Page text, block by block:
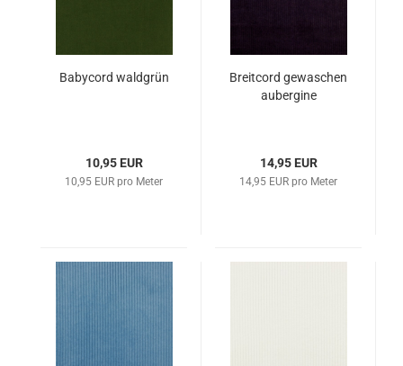
Babycord waldgrün
10,95 EUR
10,95 EUR pro Meter
Breitcord gewaschen
aubergine
14,95 EUR
14,95 EUR pro Meter